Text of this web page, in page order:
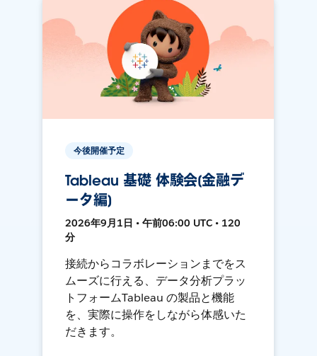
今後開催予定
Tableau 基礎 体験会[金融デ
ータ編]
2026年9月1日 • 午前06:00 UTC • 120
分
接続からコラボレーションまでをス
ムーズに行える、データ分析プラッ
トフォームTableau の製品と機能
を、実際に操作をしながら体感いた
だきます。